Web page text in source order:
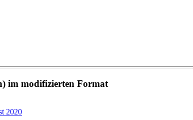
im modifizierten Format
2020